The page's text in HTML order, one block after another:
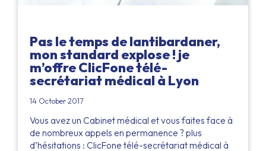
Pas le temps de lantibardaner,
mon standard explose ! je
m’offre ClicFone télé-
secrétariat médical à Lyon
14 October 2017
Vous avez un Cabinet médical et vous faites face à
de nombreux appels en permanence ? plus
d’hésitations : ClicFone télé-secrétariat médical à